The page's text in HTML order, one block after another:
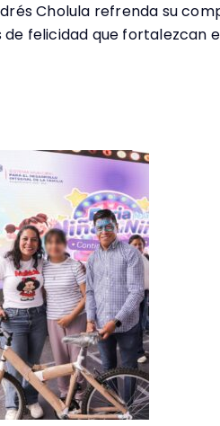
Cholula refrenda su
felicidad que fortalezcan